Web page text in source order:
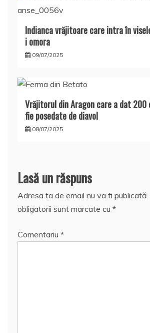
Indianca vrăjitoare care intra în
i omora
09/07/2025
Vrăjitorul din Aragon care a dat 200
fie posedate de diavol
08/07/2025
Lasă un răspuns
Adresa ta de email nu va fi publicată.
obligatorii sunt marcate cu *
Comentariu *